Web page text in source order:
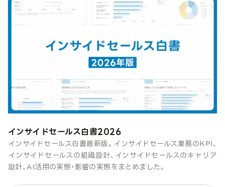
インサイドセールス白書2026
インサイドセールス白書最新版。インサイドセールス業務のKPI、
インサイドセールスの組織設計、インサイドセールスのキャリア
設計、AI活用の実態・影響の実態をまとめました。